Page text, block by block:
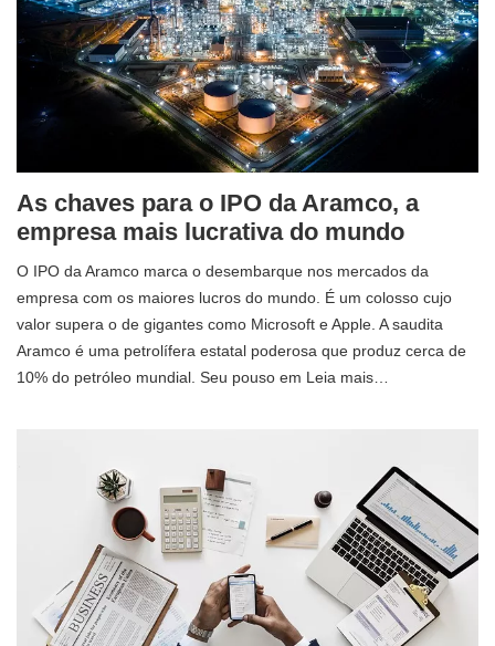
As chaves para o IPO da Aramco, a
empresa mais lucrativa do mundo
O IPO da Aramco marca o desembarque nos mercados da
empresa com os maiores lucros do mundo. É um colosso cujo
valor supera o de gigantes como Microsoft e Apple. A saudita
Aramco é uma petrolífera estatal poderosa que produz cerca de
10% do petróleo mundial. Seu pouso em Leia mais…